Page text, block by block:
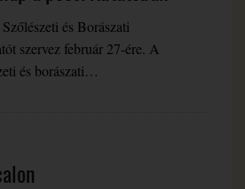
és Borászati
szervez február 27-ére. A
és borászati…